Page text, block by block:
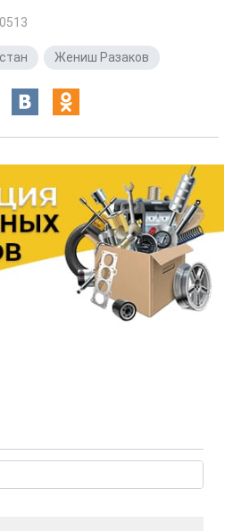
Жениш Разаков